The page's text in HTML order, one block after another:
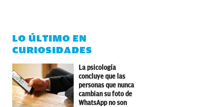
LO ÚLTIMO EN
CURIOSIDADES
La psicología
concluye que las
personas que nunca
cambian su foto de
WhatsApp no son